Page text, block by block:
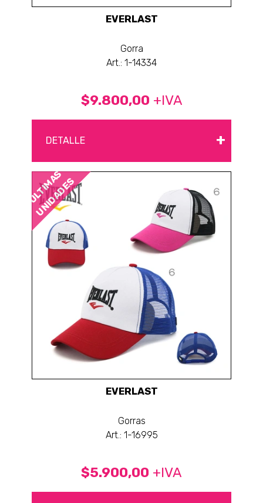
EVERLAST
Gorra
Art.: 1-14334
$9.800,00 +IVA
DETALLE +
ÚLTIMAS
UNIDADES
EVERLAST
Gorras
Art.: 1-16995
$5.900,00 +IVA